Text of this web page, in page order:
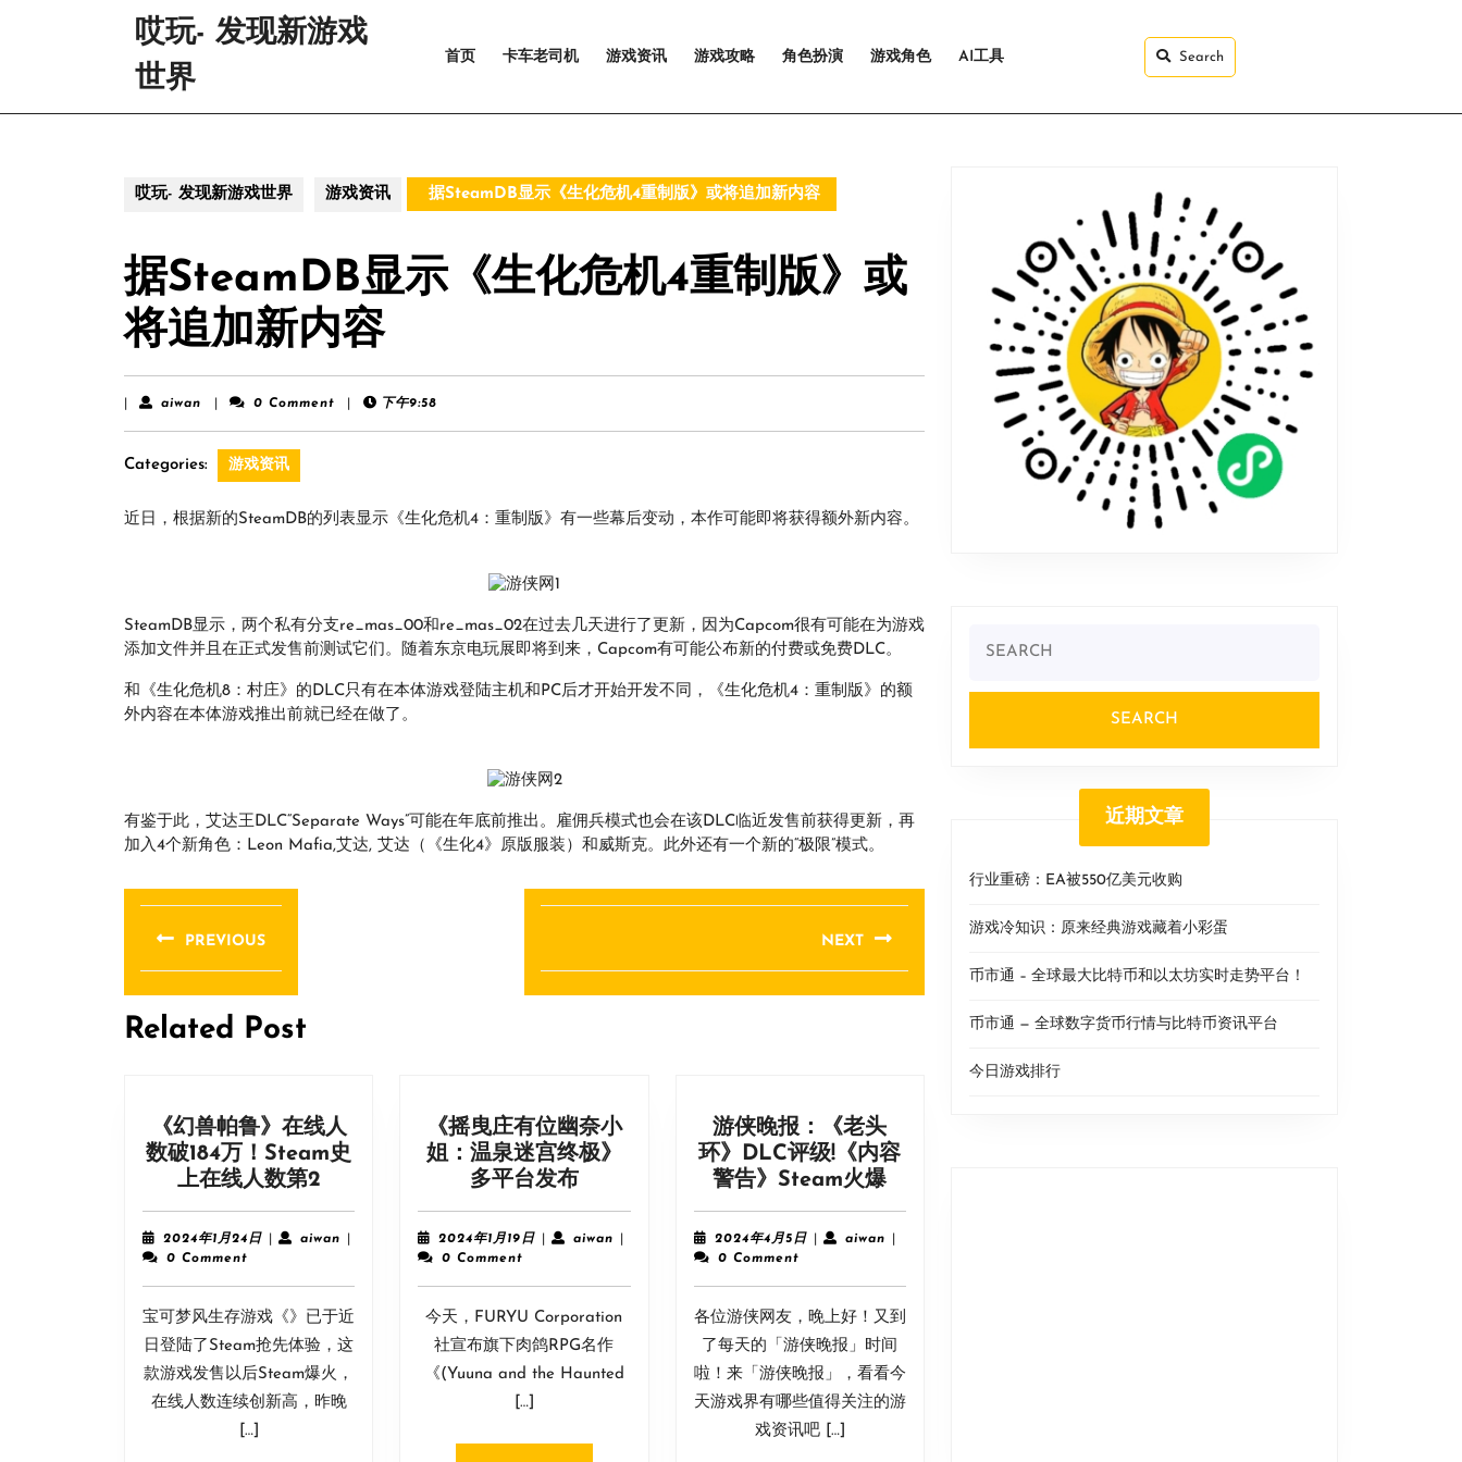
哎玩- 发现新游戏
世界
首页 卡车老司机 游戏资讯 游戏攻略 角色扮演 游戏角色 AI工具 Search
哎玩- 发现新游戏世界 游戏资讯 据SteamDB显示《生化危机4重制版》或将追加新内容
据SteamDB显示《生化危机4重制版》或
将追加新内容
aiwan aiwan 0 Comment 下午9:58
Categories: 游戏资讯
近日，根据新的SteamDB的列表显示《生化危机4：重制版》有一些幕后变动，本作可能即将获得额外新内容。
SteamDB显示，两个私有分支re_mas_00和re_mas_02在过去几天进行了更新，因为Capcom很有可能在为游戏
添加文件并且在正式发售前测试它们。随着东京电玩展即将到来，Capcom有可能公布新的付费或免费DLC。
和《生化危机8：村庄》的DLC只有在本体游戏登陆主机和PC后才开始开发不同，《生化危机4：重制版》的额
外内容在本体游戏推出前就已经在做了。
有鉴于此，艾达王DLC“Separate Ways”可能在年底前推出。雇佣兵模式也会在该DLC临近发售前获得更新，再
加入4个新角色：Leon Mafia,艾达, 艾达（《生化4》原版服装）和威斯克。此外还有一个新的“极限”模式。
文
章
导
航
PREVIOUS
post:
NEXT
post:
Related Post
《幻兽帕鲁》在线人
数破184万！Steam史
上在线人数第2《幻
兽
帕
在
线
人
数
破
184
2024年1月24日2024
24
日
aiwanaiwan
0 Comment
宝可梦风生存游戏《》已于近
日登陆了Steam抢先体验，这
款游戏发售以后Steam爆火，
在线人数连续创新高，昨晚
[…]
《摇曳庄有位幽奈小
姐：温泉迷宫终极》
多平台发布《摇
曳
庄
位
幽
奈
泉
2024年1月19日2024
19
日
aiwan
0 Comment
今天，FURYU Corporation
社宣布旗下肉鸽RPG名作
《(Yuuna and the Haunted
[…]
游侠晚报：《老头
环》DLC评级!《内容
警告》Steam火爆游
侠
晚
《老
头
环》
DLC
评
级!
2024年4月5日2024
5
日
aiwanaiwan
0 Comment
各位游侠网友，晚上好！又到
了每天的「游侠晚报」时间
啦！来「游侠晚报」，看看今
天游戏界有哪些值得关注的游
戏资讯吧 […]
for:
近期文章
行业重磅：EA被550亿美元收购
游戏冷知识：原来经典游戏藏着小彩蛋
币市通 – 全球最大比特币和以太坊实时走势平台！
币市通 — 全球数字货币行情与比特币资讯平台
今日游戏排行